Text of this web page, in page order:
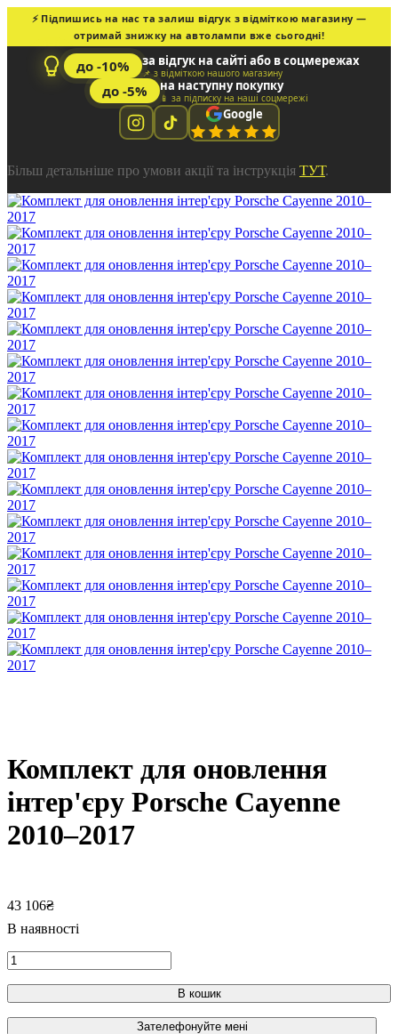
⚡ Підпишись на нас та залиш відгук з відміткою магазину —
отримай знижку на автолампи вже сьогодні!
до -10% за відгук на сайті або в соцмережах
📌 з відміткою нашого магазину
до -5% на наступну покупку
📱 за підписку на наші соцмережі
Google
Більш детальніше про умови акції та інструкція ТУТ.
Комплект для оновлення
інтер'єру Porsche Cayenne
2010–2017
43 106₴
В кошик
Зателефонуйте мені